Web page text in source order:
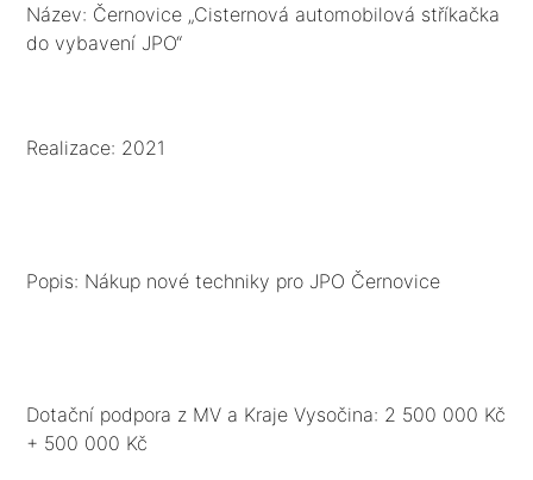
Název: Černovice „Cisternová automobilová stříkačka
do vybavení JPO“
Realizace: 2021
Popis: Nákup nové techniky pro JPO Černovice
Dotační podpora z MV a Kraje Vysočina: 2 500 000 Kč
+ 500 000 Kč